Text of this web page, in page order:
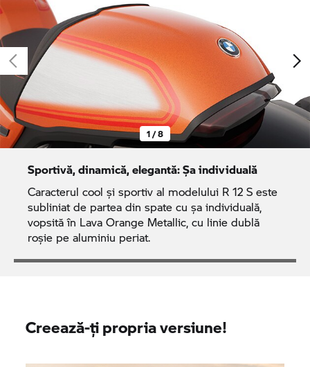
1 / 8
Sportivă, dinamică, elegantă: Șa individuală
Caracterul cool și sportiv al modelului R 12 S este
subliniat de partea din spate cu șa individuală,
vopsită în Lava Orange Metallic, cu linie dublă
roșie pe aluminiu periat.
Creează-ți propria versiune!